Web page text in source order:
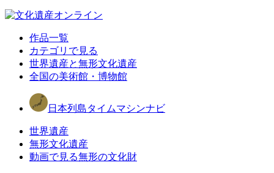
作品一覧
カテゴリで見る
世界遺産と無形文化遺産
全国の美術館・博物館
日本列島タイムマシンナビ
世界遺産
無形文化遺産
動画で見る無形の文化財